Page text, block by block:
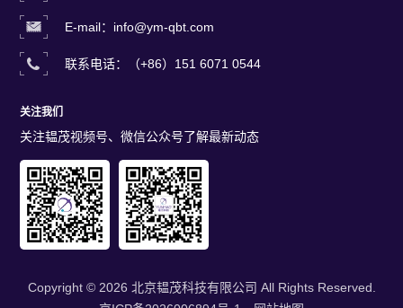
E-mail：info@ym-qbt.com
联系电话：（+86）151 6071 0544
关注我们
关注韫茂视频号、微信公众号了解最新动态
Copyright © 2026 北京韫茂科技有限公司 All Rights Reserved.